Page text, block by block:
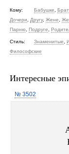
Кому: Бабушке
Дочери
Другу, Жене
Парню
Подруге
Стиль: Знаменитые
Философские
Интересные
№ 3502